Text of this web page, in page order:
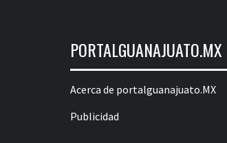
PORTALGUANAJUATO.MX
Acerca de portalguanajuato.MX
Publicidad